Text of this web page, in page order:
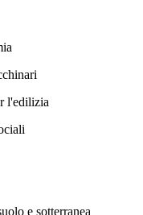
l'edilizia
e sotterranea